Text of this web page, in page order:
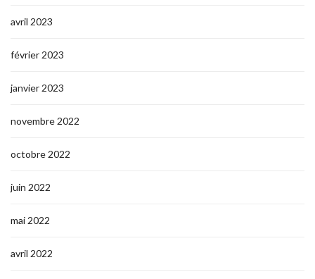
avril 2023
février 2023
janvier 2023
novembre 2022
octobre 2022
juin 2022
mai 2022
avril 2022